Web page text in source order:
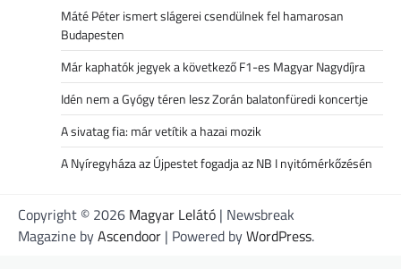
Máté Péter ismert slágerei csendülnek fel hamarosan
Budapesten
Már kaphatók jegyek a következő F1-es Magyar Nagydíjra
Idén nem a Gyógy téren lesz Zorán balatonfüredi koncertje
A sivatag fia: már vetítik a hazai mozik
A Nyíregyháza az Újpestet fogadja az NB I nyitómérkőzésén
Copyright © 2026 Magyar Lelátó | Newsbreak
Magazine byAscendoor | Powered byWordPress.